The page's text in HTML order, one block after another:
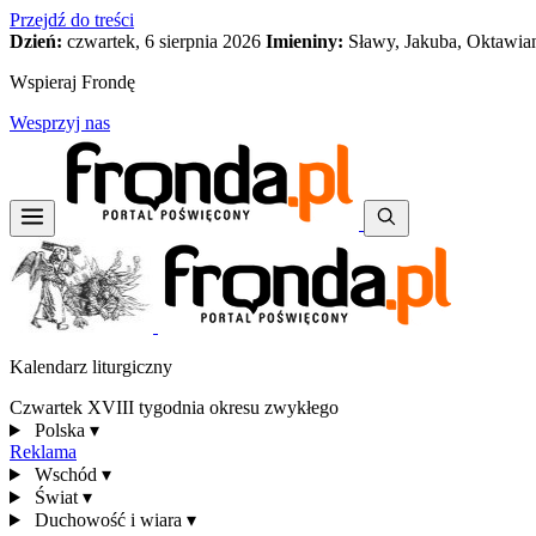
Przejdź do treści
Dzień: czwartek, 6 sierpnia 2026 Imieniny: Sławy, Jakuba,
Wspieraj Frondę
Wesprzyj nas
Kalendarz liturgiczny
Czwartek XVIII tygodnia okresu zwykłego
Polska ▾
Reklama
Wschód ▾
Świat ▾
Duchowość i wiara ▾